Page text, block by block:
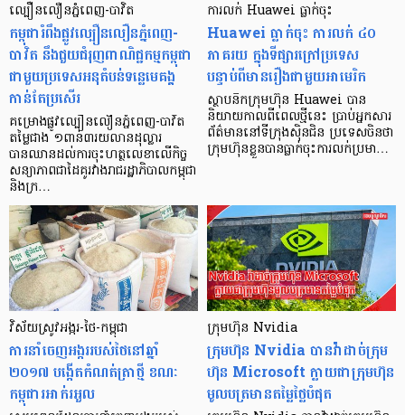
ល្បឿនលឿនភ្នំពេញ-បាវិត
កម្ពុជារំពឹងផ្លូវល្បឿនលឿនភ្នំពេញ-
បាវិត នឹងជួយជំរុញពាណិជ្ជកម្មកម្ពុជា
ជាមួយប្រទេសអនុតំបន់ទន្លេមេគង្គ
កាន់តែប្រសើរ
គម្រោងផ្លូវល្បឿនលឿនភ្នំពេញ-បាវិត
តម្លៃជាង ១ពាន់៣រយលានដុល្លារ
បានឈានដល់ការចុះហត្ថលេខាលើកិច្ច
សន្យាភាពជាដៃគូរវាងរាជរដ្ឋាភិបាលកម្ពុជា
និងក្រ…
ការលក់​ Huawei ធ្លាក់ចុះ
Huawei ធ្លាក់ចុះ ការលក់ ៤០
ភាគរយ ក្នុងទីផ្សារក្រៅប្រទេស
បន្ទាប់ពីមានរឿងជាមួយអាមេរិក
ស្ថាបនិកក្រុមហ៊ុន Huawei បាន
និយាយកាលពីពេលថ្មីនេះ ប្រាប់អ្នកសារ
ព័ត៌មាននៅទីក្រុងស៊ិនជិន ប្រទេសចិនថា
ក្រុមហ៊ុនខ្លួនបានធ្លាក់ចុះការលក់ប្រមា…
វិស័យ​ស្រូវ​អង្ករ-​ថៃ-​កម្ពុជា
ការ​នាំ​ចេញ​អង្ករ​របស់​ថៃ​នៅ​ឆ្នាំ​
២០១៧ បង្កើត​​កំណត់​ត្រា​ថ្មី ខណៈ​
កម្ពុជា​រអាក់​រអួល
ក្រុមហ៊ុន Nvidia
ក្រុមហ៊ុន Nvidia បានវ៉ាដាច់ក្រុម
ហ៊ុន Microsoft ក្លាយជាក្រុមហ៊ុន
មូលបត្រមានតម្លៃថ្លៃបំផុត